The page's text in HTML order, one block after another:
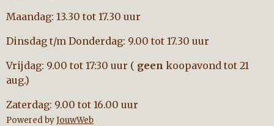
Maandag: 13.30 tot 17.30 uur
Dinsdag t/m Donderdag: 9.00 tot 17.30 uur
Vrijdag: 9.00 tot 17:30 uur ( geen koopavond tot 21
aug.)
Zaterdag: 9.00 tot 16.00 uur
Powered byJouwWeb